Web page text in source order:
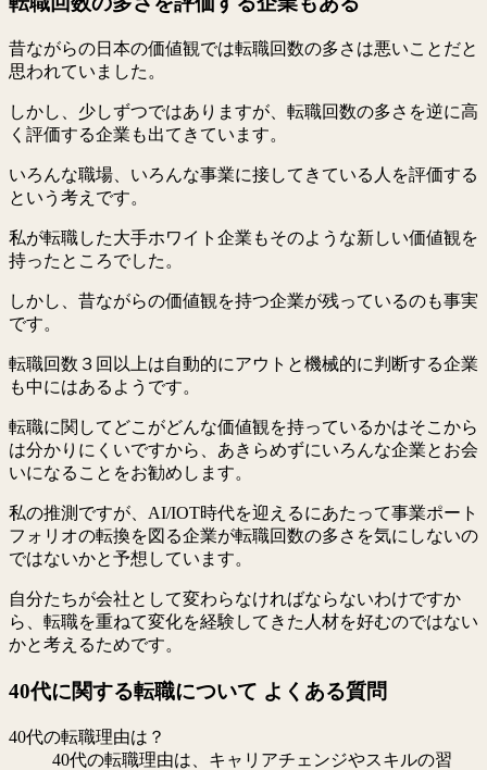
昔ながらの日本の価値観では転職回数の多さは悪いことだと
思われていました。
しかし、少しずつではありますが、転職回数の多さを逆に高
く評価する企業も出てきています。
いろんな職場、いろんな事業に接してきている人を評価する
という考えです。
私が転職した大手ホワイト企業もそのような新しい価値観を
持ったところでした。
しかし、昔ながらの価値観を持つ企業が残っているのも事実
です。
転職回数３回以上は自動的にアウトと機械的に判断する企業
も中にはあるようです。
転職に関してどこがどんな価値観を持っているかはそこから
は分かりにくいですから、あきらめずにいろんな企業とお会
いになることをお勧めします。
私の推測ですが、AI/IOT時代を迎えるにあたって事業ポート
フォリオの転換を図る企業が転職回数の多さを気にしないの
ではないかと予想しています。
自分たちが会社として変わらなければならないわけですか
ら、転職を重ねて変化を経験してきた人材を好むのではない
かと考えるためです。
40代に関する転職について よくある質問
40代の転職理由は？
40代の転職理由は、キャリアチェンジやスキルの習